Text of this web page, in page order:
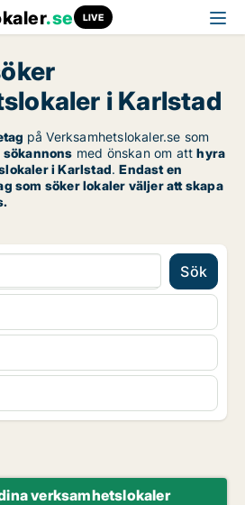
.se LIVE
i Karlstad
på Verksamhetslokaler.se som
med önskan om atthyra
i Karlstad.Endast en
som söker lokaler väljer att skapa
Sök
verksamhetslokaler